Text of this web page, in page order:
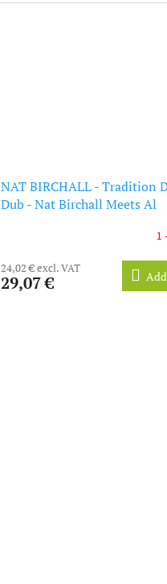
NAT BIRCHALL - Tradition
Dub - Nat Birchall Meets Al
1
24,02 € excl. VAT
29,07 €